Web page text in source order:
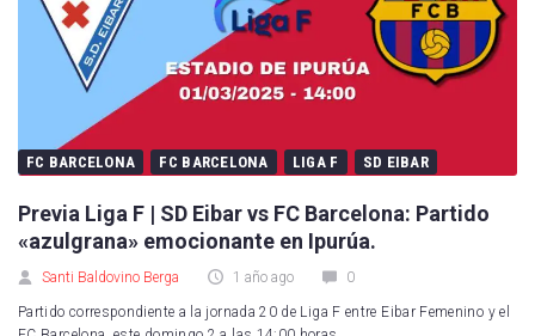
FC BARCELONA FC BARCELONA LIGA F SD EIBAR
Previa Liga F | SD Eibar vs FC Barcelona: Partido
«azulgrana» emocionante en Ipurúa.
Santi Baldovino Berga 1 año ago 0
Partido correspondiente a la jornada 20 de Liga F entre Eibar Femenino y el